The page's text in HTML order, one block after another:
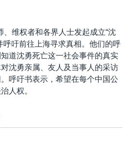
维权者和各界人士发起成立“沈
呼吁前往上海寻求真相。他们的呼
道沈勇死亡这一社会事件的真实
沈勇亲属、友人及当事人的采访
呼吁书表示，希望在每个中国公
人权。